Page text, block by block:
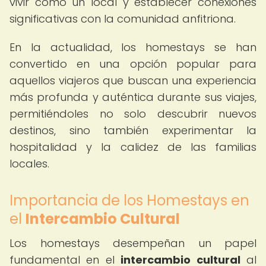
significativas con la comunidad anfitriona.
En la actualidad, los homestays se han
convertido en una opción popular para
aquellos viajeros que buscan una experiencia
más profunda y auténtica durante sus viajes,
permitiéndoles no solo descubrir nuevos
destinos, sino también experimentar la
hospitalidad y la calidez de las familias
locales.
Importancia de los Homestays en
el Intercambio Cultural
Los homestays desempeñan un papel
fundamental en el intercambio culturalal